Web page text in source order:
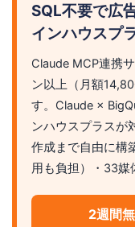
SQL不要で広
インハウスプ
Claude MCP連携
ン以上（月額
す。Claude ×
ンハウスプラスが
作成まで自由に構
用も負担）・33媒
2週間